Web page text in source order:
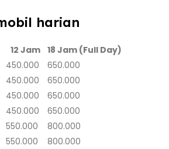
harian
12 Jam 18 Jam (Full Day)
450.000
650.000
450.000
650.000
450.000
650.000
450.000
650.000
550.000
800.000
550.000
800.000